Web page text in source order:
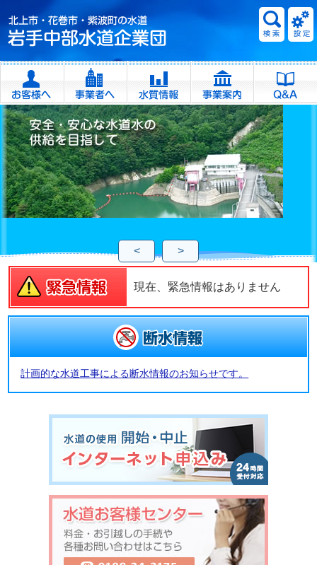
< >
現在、緊急情報はありません
計画的な水道工事による断水情報のお知らせです。